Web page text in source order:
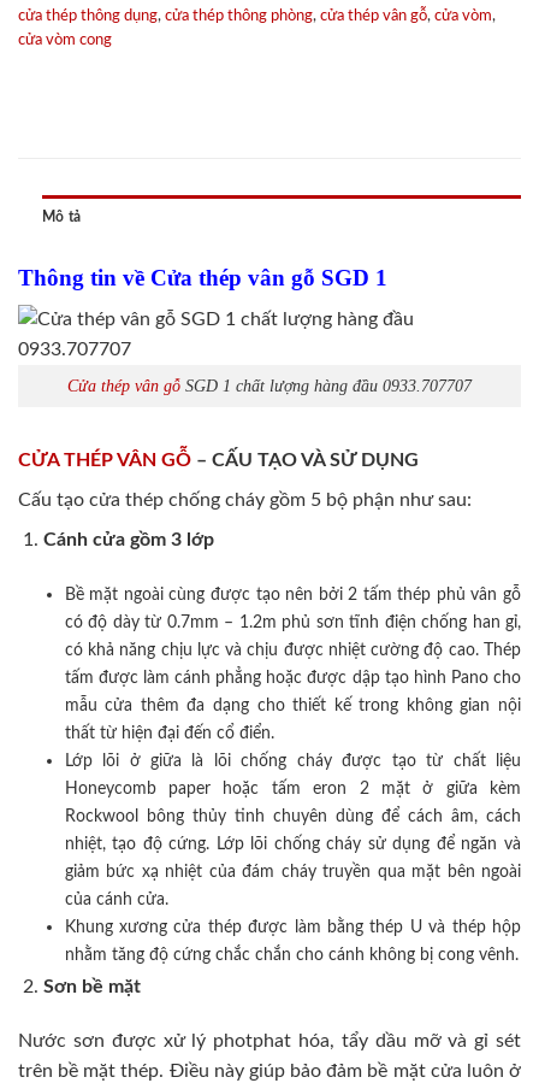
cửa thép thông dụng, cửa thép thông phòng, cửa thép vân gỗ, cửa vòm,
cửa vòm cong
Mô tả
Thông tin về Cửa thép vân gỗ SGD 1
Cửa thép vân gỗ SGD 1 chất lượng hàng đầu 0933.707707
CỬA THÉP VÂN GỖ – CẤU TẠO VÀ SỬ DỤNG
Cấu tạo cửa thép chống cháy gồm 5 bộ phận như sau:
Cánh cửa gồm 3 lớp
Bề mặt ngoài cùng được tạo nên bởi 2 tấm thép phủ vân gỗ
có độ dày từ 0.7mm – 1.2m phủ sơn tĩnh điện chống han gỉ,
có khả năng chịu lực và chịu được nhiệt cường độ cao. Thép
tấm được làm cánh phẳng hoặc được dập tạo hình Pano cho
mẫu cửa thêm đa dạng cho thiết kế trong không gian nội
thất từ hiện đại đến cổ điển.
Lớp lõi ở giữa là lõi chống cháy được tạo từ chất liệu
Honeycomb paper hoặc tấm eron 2 mặt ở giữa kèm
Rockwool bông thủy tinh chuyên dùng để cách âm, cách
nhiệt, tạo độ cứng. Lớp lõi chống cháy sử dụng để ngăn và
giảm bức xạ nhiệt của đám cháy truyền qua mặt bên ngoài
của cánh cửa.
Khung xương cửa thép được làm bằng thép U và thép hộp
nhằm tăng độ cứng chắc chắn cho cánh không bị cong vênh.
Sơn bề mặt
Nước sơn được xử lý photphat hóa, tẩy dầu mỡ và gỉ sét
trên bề mặt thép. Điều này giúp bảo đảm bề mặt cửa luôn ở